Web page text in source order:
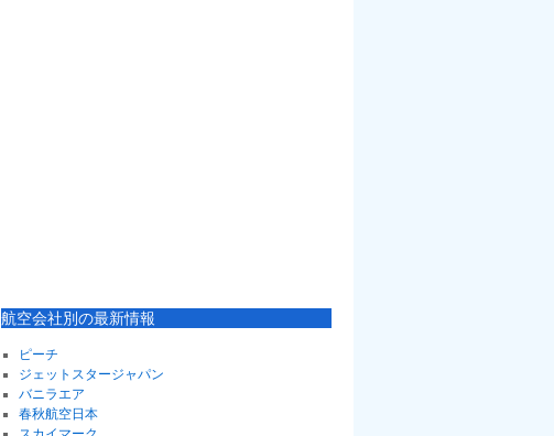
航空会社別の最新情報
ピーチ
ジェットスタージャパン
バニラエア
春秋航空日本